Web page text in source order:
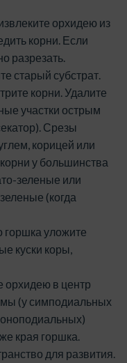
орхидею из
корни. Если
разрезать.
старый субстрат.
корни. Удалите
участки острым
Срезы
корицей или
у большинства
зеленые или
(когда
горшка уложите
куски коры,
орхидею в центр
(у симподиальных
края горшка.
для развития.